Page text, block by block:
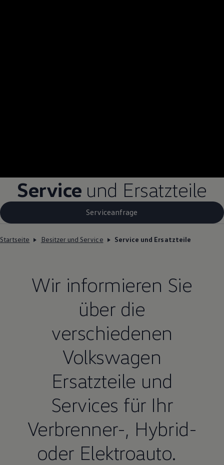
Service und Ersatzteile
Serviceanfrage
Startseite Besitzer und Service Service und Ersatzteile
Wir informieren Sie
über die
verschiedenen
Volkswagen
Ersatzteile und
Services für Ihr
Verbrenner-, Hybrid-
oder Elektroauto.